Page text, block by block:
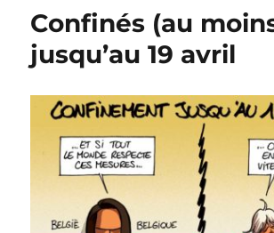
!
Confinés (au
jusqu’au 19 avril